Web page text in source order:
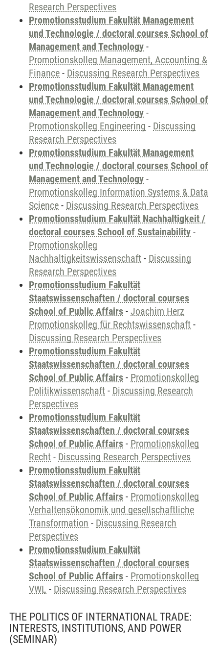
Research Perspectives
Promotionsstudium Fakultät Management
und Technologie / doctoral courses School of
Management and Technology -
Promotionskolleg Management, Accounting &
Finance - Discussing Research Perspectives
Promotionsstudium Fakultät Management
und Technologie / doctoral courses School of
Management and Technology -
Promotionskolleg Engineering - Discussing
Research Perspectives
Promotionsstudium Fakultät Management
und Technologie / doctoral courses School of
Management and Technology -
Promotionskolleg Information Systems & Data
Science - Discussing Research Perspectives
Promotionsstudium Fakultät Nachhaltigkeit /
doctoral courses School of Sustainability -
Promotionskolleg
Nachhaltigkeitswissenschaft - Discussing
Research Perspectives
Promotionsstudium Fakultät
Staatswissenschaften / doctoral courses
School of Public Affairs - Joachim Herz
Promotionskolleg für Rechtswissenschaft -
Discussing Research Perspectives
Promotionsstudium Fakultät
Staatswissenschaften / doctoral courses
School of Public Affairs - Promotionskolleg
Politikwissenschaft - Discussing Research
Perspectives
Promotionsstudium Fakultät
Staatswissenschaften / doctoral courses
School of Public Affairs - Promotionskolleg
Recht - Discussing Research Perspectives
Promotionsstudium Fakultät
Staatswissenschaften / doctoral courses
School of Public Affairs - Promotionskolleg
Verhaltensökonomik und gesellschaftliche
Transformation - Discussing Research
Perspectives
Promotionsstudium Fakultät
Staatswissenschaften / doctoral courses
School of Public Affairs - Promotionskolleg
VWL - Discussing Research Perspectives
THE POLITICS OF INTERNATIONAL TRADE:
INTERESTS, INSTITUTIONS, AND POWER
(SEMINAR)